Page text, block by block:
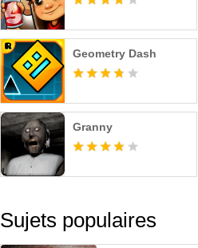
Geometry Dash
Granny
Sujets populaires